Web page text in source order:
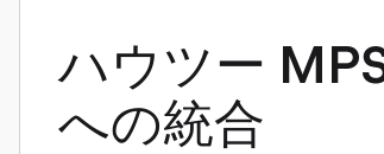
ハウツー
への統合